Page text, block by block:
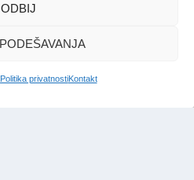
ODBIJ
Politika privatnostiKontakt